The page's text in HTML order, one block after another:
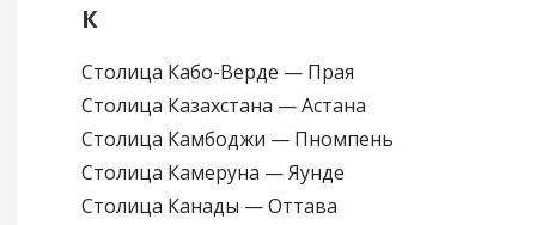
К
Столица Кабо-Верде — Прая
Столица Казахстана — Астана
Столица Камбоджи — Пномпень
Столица Камеруна — Яунде
Столица Канады — Оттава